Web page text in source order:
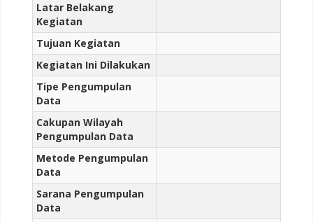
Latar Belakang
Kegiatan
Tujuan Kegiatan
Kegiatan Ini Dilakukan
Tipe Pengumpulan
Data
Cakupan Wilayah
Pengumpulan Data
Metode Pengumpulan
Data
Sarana Pengumpulan
Data